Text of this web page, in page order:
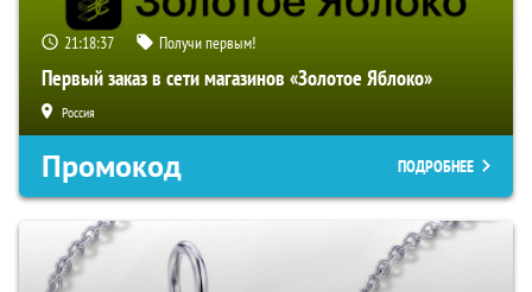
21:18:36 Получи первым!
Первый заказ в сети магазинов «Золотое Яблоко»
Россия
Промокод ПОДРОБНЕЕ